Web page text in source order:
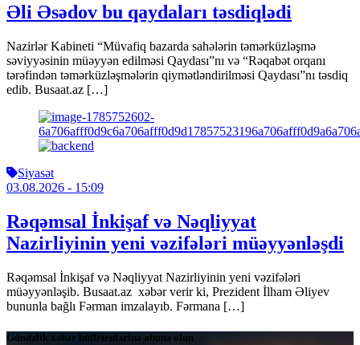
Əli Əsədov bu qaydaları təsdiqlədi
Nazirlər Kabineti “Müvafiq bazarda sahələrin təmərküzləşmə
səviyyəsinin müəyyən edilməsi Qaydası”nı və “Rəqabət orqanı
tərəfindən təmərküzləşmələrin qiymətləndirilməsi Qaydası”nı təsdiq
edib. Busaat.az […]
Siyasət
03.08.2026 - 15:09
Rəqəmsal İnkişaf və Nəqliyyat
Nazirliyinin yeni vəzifələri müəyyənləşdi
Rəqəmsal İnkişaf və Nəqliyyat Nazirliyinin yeni vəzifələri
müəyyənləşib. Busaat.az xəbər verir ki, Prezident İlham Əliyev
bununla bağlı Fərman imzalayıb. Fərmana […]
Gündəlik xəbər bülletenlərinə abunə olun